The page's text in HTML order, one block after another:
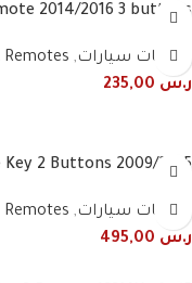
2014/2016 3 buttons
ريموتات سيارات,
Remotes
ر.س
Key 2 Buttons
ريموتات سيارات,
Remotes
ر.س